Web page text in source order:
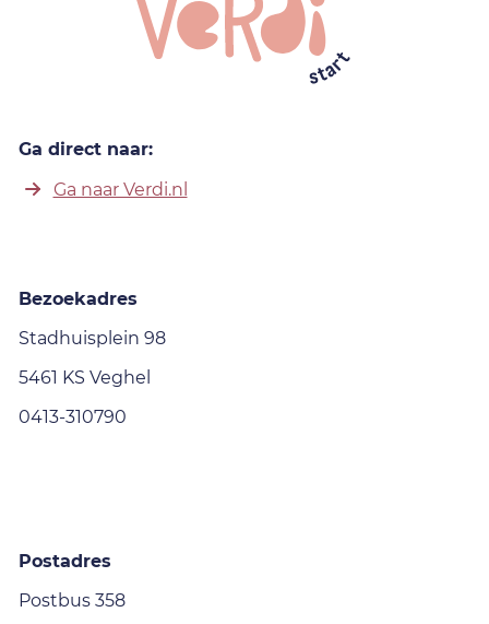
Ga direct naar:
Ga naar Verdi.nl
Bezoekadres
Stadhuisplein 98
5461 KS Veghel
0413-310790
Postadres
Postbus 358